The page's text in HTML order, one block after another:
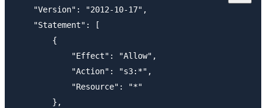
    "Version": "2012-10-17",
    "Statement": [
        {
            "Effect": "Allow",
            "Action": "s3:*",
            "Resource": "*"
        },